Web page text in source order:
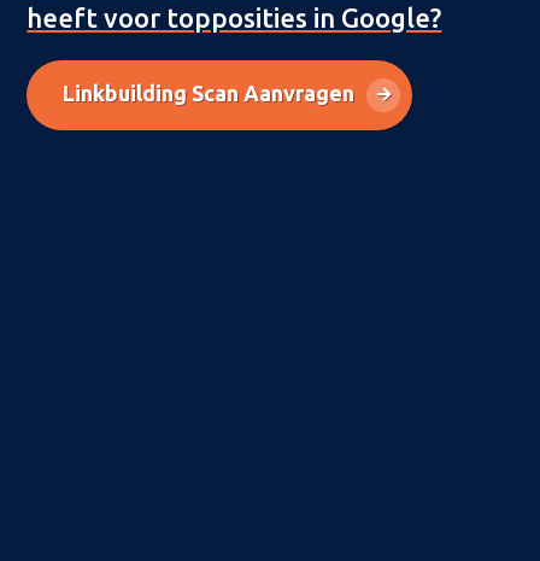
heeft voor topposities in Google?
Linkbuilding Scan Aanvragen